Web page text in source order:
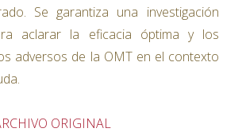
Se garantiza una investigación
aclarar la eficacia óptima y los
adversos de la OMT en el contexto
ORIGINAL